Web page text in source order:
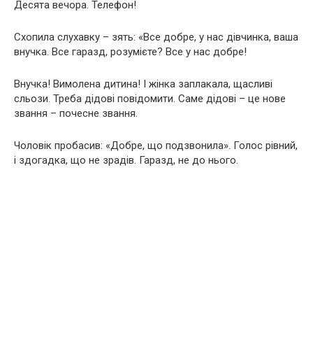
Десята вечора. Телефон!
Схопила слухавку – зять: «Все добре, у нас дівчинка, ваша
внучка. Все гаразд, розумієте? Все у нас добре!
Внучка! Вимолена дитина! І жінка заплакала, щасливі
сльози. Треба дідові повідомити. Саме дідові – це нове
звання – почесне звання.
Чоловік пробасив: «Добре, що подзвонила». Голос рівний,
і здогадка, що не зрадів. Гаразд, не до нього.